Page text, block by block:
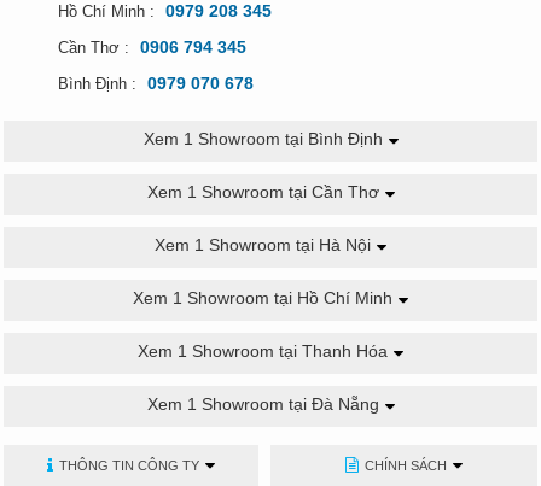
Hồ Chí Minh : 0979 208 345
Cần Thơ : 0906 794 345
Bình Định : 0979 070 678
Xem 1 Showroom tại Bình Định
Xem 1 Showroom tại Cần Thơ
Xem 1 Showroom tại Hà Nội
Xem 1 Showroom tại Hồ Chí Minh
Xem 1 Showroom tại Thanh Hóa
Xem 1 Showroom tại Đà Nẵng
THÔNG TIN CÔNG TY CHÍNH SÁCH